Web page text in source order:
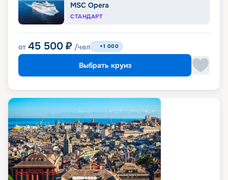
MSC Opera
СТАНДАРТ
от 45 500 ₽ /чел +1 000
Выбрать круиз